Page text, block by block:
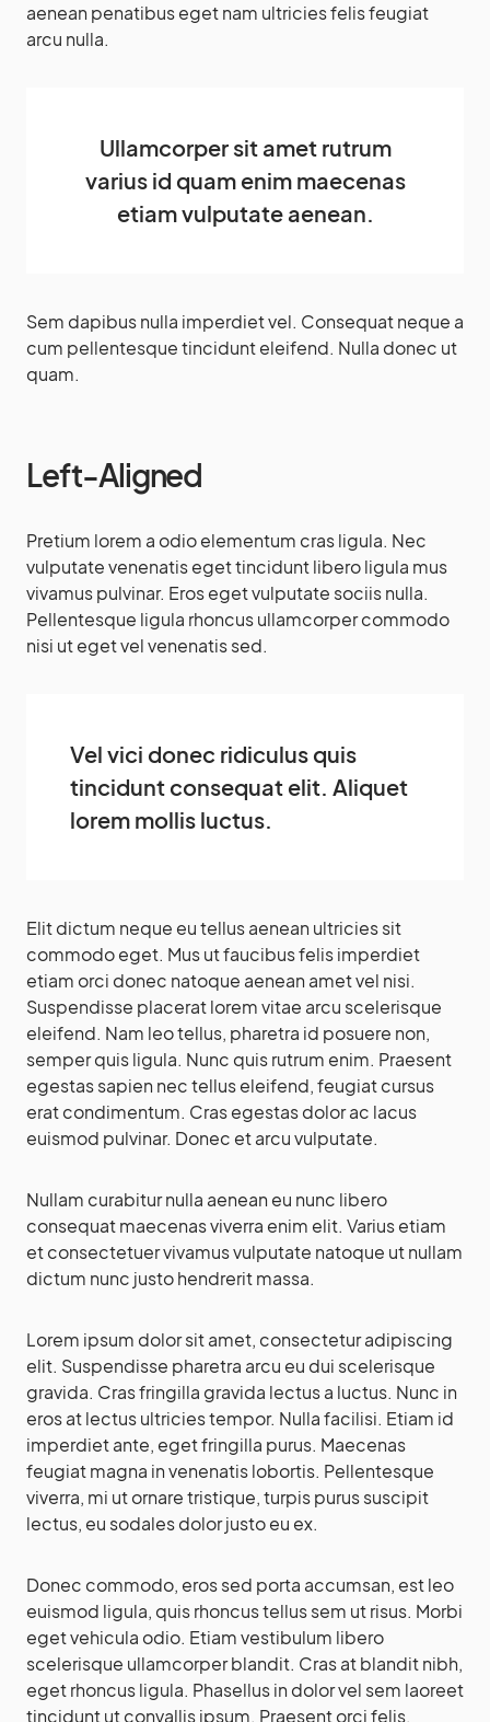
aenean penatibus eget nam ultricies felis feugiat
arcu nulla.
Ullamcorper sit amet rutrum
varius id quam enim maecenas
etiam vulputate aenean.
Sem dapibus nulla imperdiet vel. Consequat neque a
cum pellentesque tincidunt eleifend. Nulla donec ut
quam.
Left-Aligned
Pretium lorem a odio elementum cras ligula. Nec
vulputate venenatis eget tincidunt libero ligula mus
vivamus pulvinar. Eros eget vulputate sociis nulla.
Pellentesque ligula rhoncus ullamcorper commodo
nisi ut eget vel venenatis sed.
Vel vici donec ridiculus quis
tincidunt consequat elit. Aliquet
lorem mollis luctus.
Elit dictum neque eu tellus aenean ultricies sit
commodo eget. Mus ut faucibus felis imperdiet
etiam orci donec natoque aenean amet vel nisi.
Suspendisse placerat lorem vitae arcu scelerisque
eleifend. Nam leo tellus, pharetra id posuere non,
semper quis ligula. Nunc quis rutrum enim. Praesent
egestas sapien nec tellus eleifend, feugiat cursus
erat condimentum. Cras egestas dolor ac lacus
euismod pulvinar. Donec et arcu vulputate.
Nullam curabitur nulla aenean eu nunc libero
consequat maecenas viverra enim elit. Varius etiam
et consectetuer vivamus vulputate natoque ut nullam
dictum nunc justo hendrerit massa.
Lorem ipsum dolor sit amet, consectetur adipiscing
elit. Suspendisse pharetra arcu eu dui scelerisque
gravida. Cras fringilla gravida lectus a luctus. Nunc in
eros at lectus ultricies tempor. Nulla facilisi. Etiam id
imperdiet ante, eget fringilla purus. Maecenas
feugiat magna in venenatis lobortis. Pellentesque
viverra, mi ut ornare tristique, turpis purus suscipit
lectus, eu sodales dolor justo eu ex.
Donec commodo, eros sed porta accumsan, est leo
euismod ligula, quis rhoncus tellus sem ut risus. Morbi
eget vehicula odio. Etiam vestibulum libero
scelerisque ullamcorper blandit. Cras at blandit nibh,
eget rhoncus ligula. Phasellus in dolor vel sem laoreet
tincidunt ut convallis ipsum. Praesent orci felis,